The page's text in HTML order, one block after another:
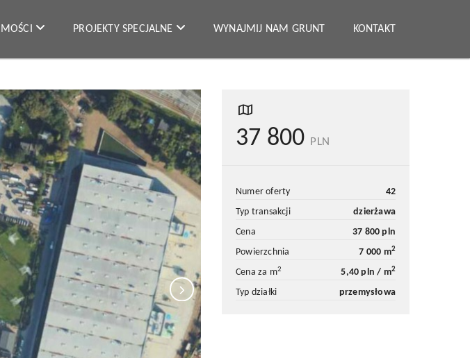
PROJEKTY SPECJALNE WYNAJMIJ NAM GRUNT KONTAKT
37 800 PLN
numer oferty
42
typ transakcji
dzierżawa
cena
37 800 pln
powierzchnia
7 000 m2
cena za m2 5,40 pln / m2
typ działki przemysłowa